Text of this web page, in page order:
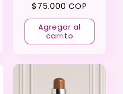
Precio
habitual
$75.000 COP
Agregar al
carrito